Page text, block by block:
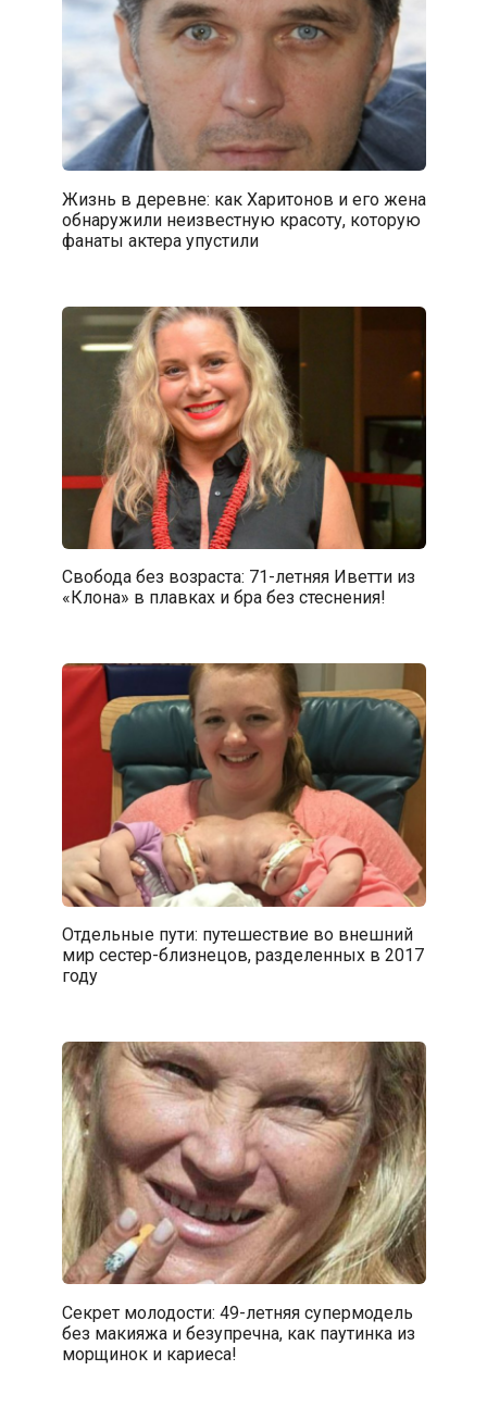
Жизнь в деревне: как Харитонов и его жена
обнаружили неизвестную красоту, которую
фанаты актера упустили
Свобода без возраста: 71-летняя Иветти из
«Клона» в плавках и бра без стеснения!
Отдельные пути: путешествие во внешний
мир сестер-близнецов, разделенных в 2017
году
Секрет молодости: 49-летняя супермодель
без макияжа и безупречна, как паутинка из
морщинок и кариеса!